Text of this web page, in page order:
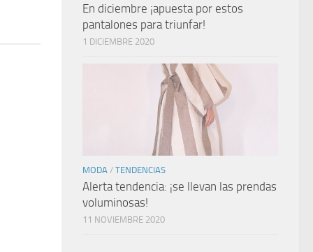
En diciembre ¡apuesta por estos
pantalones para triunfar!
1 DICIEMBRE 2020
MODA / TENDENCIAS
Alerta tendencia: ¡se llevan las prendas
voluminosas!
11 NOVIEMBRE 2020